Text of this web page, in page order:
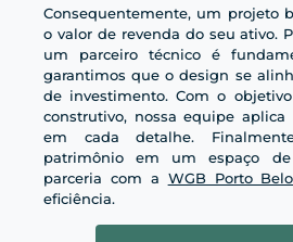
Consequentemente, um projeto
o valor de revenda do seu ativo.
um parceiro técnico é
garantimos que o design se
de investimento. Com o
construtivo, nossa equipe
em cada detalhe.
patrimônio em um espaço
parceria com a WGB Porto Belo
eficiência.